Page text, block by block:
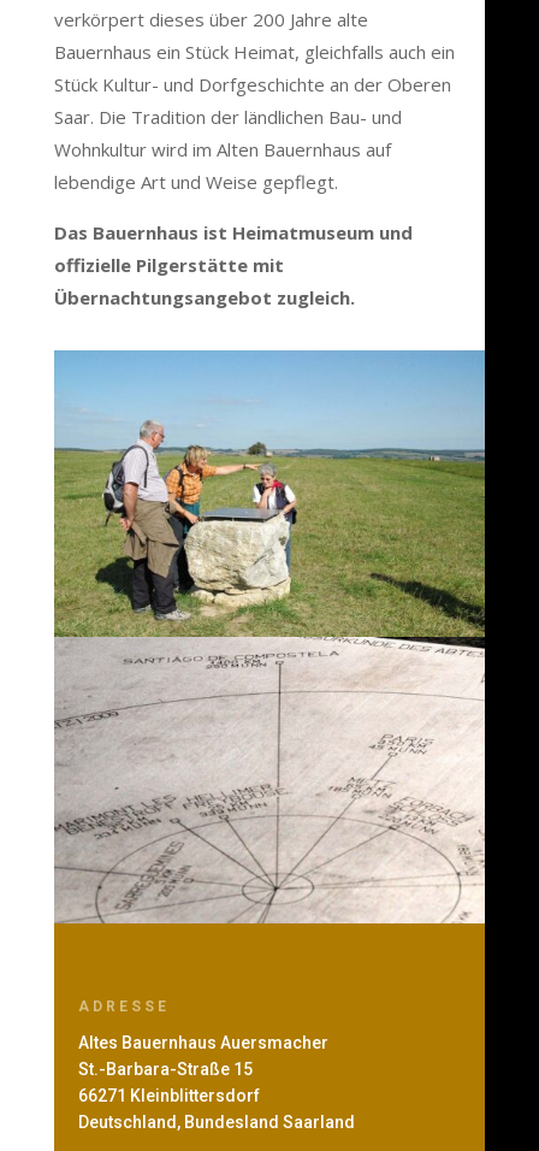
verkörpert dieses über 200 Jahre alte
Bauernhaus ein Stück Heimat, gleichfalls auch ein
Stück Kultur- und Dorfgeschichte an der Oberen
Saar. Die Tradition der ländlichen Bau- und
Wohnkultur wird im Alten Bauernhaus auf
lebendige Art und Weise gepflegt.
Das Bauernhaus ist Heimatmuseum und
offizielle Pilgerstätte mit
Übernachtungsangebot zugleich.
ADRESSE
Altes Bauernhaus Auersmacher
St.-Barbara-Straße 15
66271 Kleinblittersdorf
Deutschland, Bundesland Saarland